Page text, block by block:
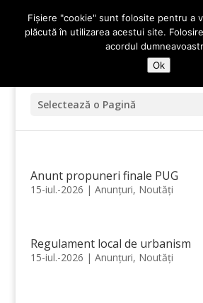
Selectează o Pagină
Anunt propuneri finale PUG
15-iul.-2026 | Anunțuri, Noutăți
Regulament local de urbanism
15-iul.-2026 | Anunțuri, Noutăți
Fișiere "cookie" sunt folosite pentru a
plăcută în utilizarea acestui site.
acordul
Ok